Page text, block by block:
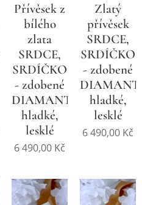
Přívěsek z
bílého
zlata
SRDCE,
SRDÍČKO
- zdobené
DIAMANTEM,
hladké,
lesklé
6 490,00 Kč
Zlatý
přívěsek
SRDCE,
SRDÍČKO
- zdobené
hladké,
lesklé
6 490,00 Kč